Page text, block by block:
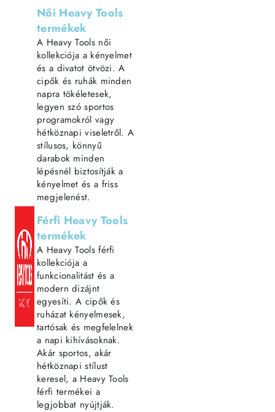
Női Heavy Tools
termékek
A Heavy Tools női
kollekciója a kényelmet
és a divatot ötvözi. A
cipők és ruhák minden
napra tökéletesek,
legyen szó sportos
programokról vagy
hétköznapi viseletről. A
stílusos, könnyű
darabok minden
lépésnél biztosítják a
kényelmet és a friss
megjelenést.
Férfi Heavy Tools
termékek
A Heavy Tools férfi
kollekciója a
funkcionalitást és a
modern dizájnt
egyesíti. A cipők és
ruházat kényelmesek,
tartósak és megfelelnek
a napi kihívásoknak.
Akár sportos, akár
hétköznapi stílust
keresel, a Heavy Tools
férfi termékei a
legjobbat nyújtják.